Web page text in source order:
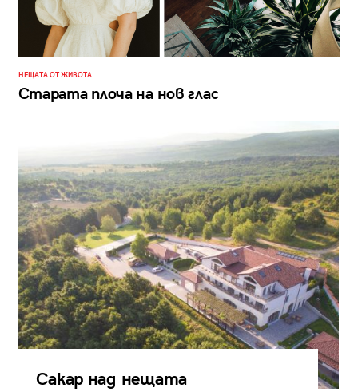
НЕЩАТА ОТ ЖИВОТА
Старата плоча на нов глас
Сакар над нещата